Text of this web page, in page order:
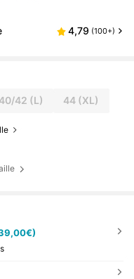
4,79 (100+)
40/42 (L) 44 (XL)